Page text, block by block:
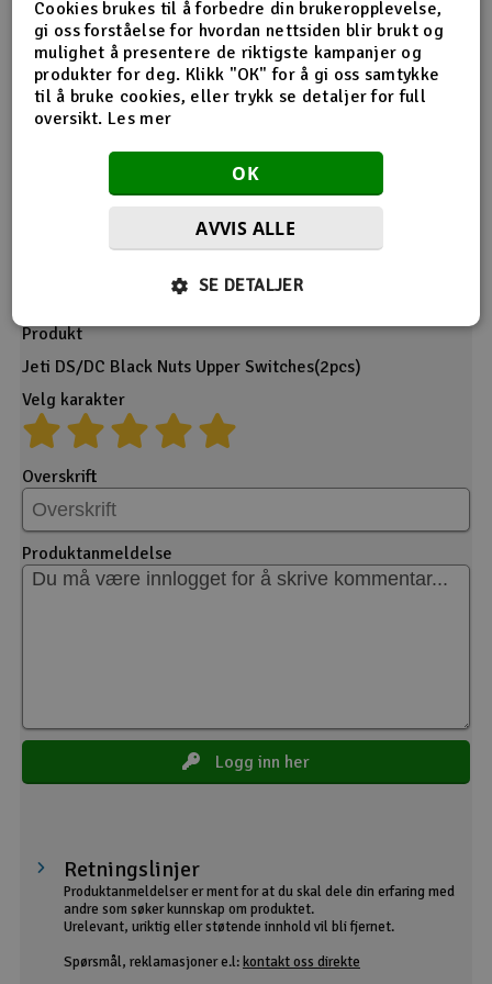
Desverre ingen tilbakemeldinger på dette produktet enda.
Gi din tilbakemelding
Produkt
Jeti DS/DC Black Nuts Upper Switches(2pcs)
Velg karakter
Overskrift
Produktanmeldelse
Logg inn her
Retningslinjer
Produktanmeldelser er ment for at du skal dele din erfaring med
andre som søker kunnskap om produktet.
Urelevant, uriktig eller støtende innhold vil bli fjernet.
Spørsmål, reklamasjoner e.l: kontakt oss direkte
Cookies brukes til å forbedre din brukeropplevelse,
gi oss forståelse for hvordan nettsiden blir brukt og
mulighet å presentere de riktigste kampanjer og
produkter for deg. Klikk "OK" for å gi oss samtykke
til å bruke cookies, eller trykk se detaljer for full
oversikt. Les mer
OK
AVVIS ALLE
SE DETALJER